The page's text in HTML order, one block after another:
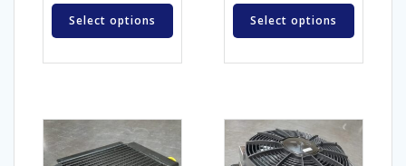
Select options Select options